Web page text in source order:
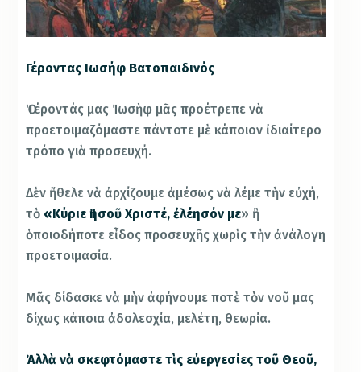
Γέροντας Ιωσήφ Βατοπαιδινός
Ὁ Γέροντάς μας Ἰωσὴφ μᾶς προέτρεπε νὰ
προετοιμαζόμαστε πάντοτε μὲ κάποιον ἰδιαίτερο
τρόπο γιὰ προσευχή.
Δὲν ἤθελε νὰ ἀρχίζουμε ἀμέσως νὰ λέμε τὴν εὐχή,
τὸ «Κύριε Ἰησοῦ Χριστέ, ἐλέησόν με» ἢ
ὁποιοδήποτε εἶδος προσευχῆς χωρὶς τὴν ἀνάλογη
προετοιμασία.
Μᾶς δίδασκε νὰ μὴν ἀφήνουμε ποτὲ τὸν νοῦ μας
δίχως κάποια ἀδολεσχία, μελέτη, θεωρία.
Ἀλλὰ νὰ σκεφτόμαστε τὶς εὐεργεσίες τοῦ Θεοῦ,